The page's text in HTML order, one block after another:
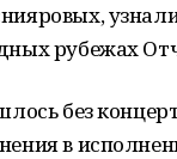
рубежах
без
в